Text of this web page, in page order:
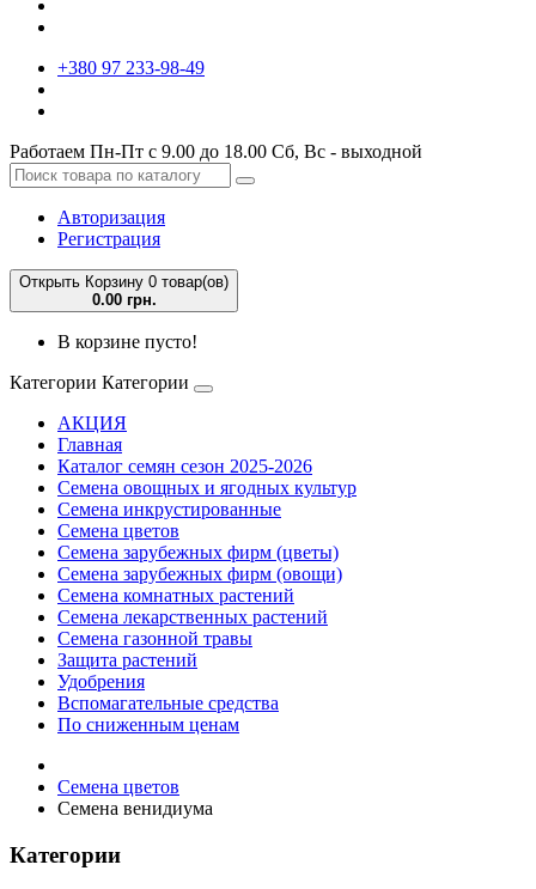
+380 97 233-98-49
Работаем Пн-Пт с 9.00 до 18.00 Сб, Вс - выходной
Авторизация
Регистрация
Открыть Корзину 0 товар(ов)
0.00 грн.
В корзине пусто!
Категории Категории
АКЦИЯ
Главная
Каталог семян сезон 2025-2026
Семена овощных и ягодных культур
Семена инкрустированные
Семена цветов
Семена зарубежных фирм (цветы)
Семена зарубежных фирм (овощи)
Семена комнатных растений
Семена лекарственных растений
Семена газонной травы
Защита растений
Удобрения
Вспомагательные средства
По сниженным ценам
Семена цветов
Семена венидиума
Категории